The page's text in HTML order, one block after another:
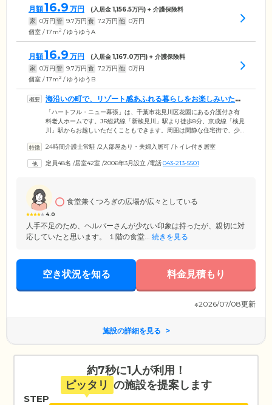
月額16.9 万円 (入居金1,156.5万円) + 介護保険料
家 0万円 管 9.7万円 食 7.2万円 他 0万円
個室 / 17m2 / ゆうゆうA
月額16.9 万円 (入居金1,167.0万円) + 介護保険料
家 0万円 管 9.7万円 食 7.2万円 他 0万円
個室 / 17m2 / ゆうゆうB
海沿いの町で、リゾート感あふれる暮らしをお楽しみいただ
けます
「ハートフル・ニュー幕張」は、千葉市花見川区花園にある介護付き有
料老人ホームです。JR総武線「新検見川」駅より徒歩8分、京成線「検見
川」駅からお越しいただくこともできます。周囲は閑静な住宅街で、少
感じながら、リゾート感あふれる暮らしをお楽しみください。ご入居対
要支援・要介護の認定を受けた方です。最長1週間の体験入居も受け付け
24時間介護士常駐 /2人部屋あり・夫婦入居可 /トイレ付き居室
定員48名 /居室42室 /2006年3月設立 /電話043-213-5501
4.0
食堂兼くつろぎの広場が広々としている
人手不足のため、ヘルパーさんが少ない印象は持ったが、親切に対
応していたと思います。 １階の食堂... 続きを見る
空き状況を知る 料金見積もり
※2026/07/08更新
施設の詳細を見る
約7秒に1人が利用！
ピッタリ の施設を提案します
STEP